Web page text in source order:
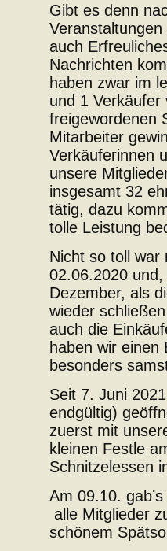
Gibt es denn
auch
Nachrichten
haben zwar im
und 1 Verkäufer
freigewordenen
Mitarbeiter
Verkäuferinnen
unsere
insgesamt 32
tätig, dazu
tolle Leistung
Nicht so toll war
02.06.2020
Dezember, als
wieder
auch die
haben wir einen
besonders
Seit 7. Juni
endgültig)
zuerst mit
kleinen Festle
Schnitzelessen
Am 09.10.
alle Mitglieder
schönem